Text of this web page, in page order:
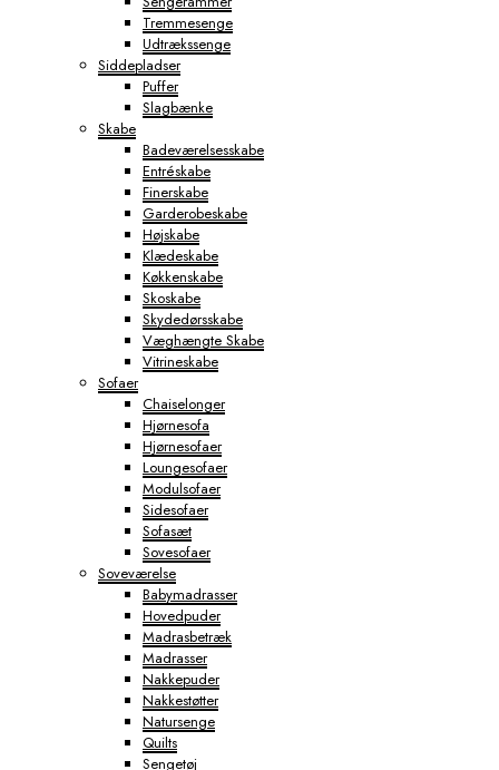
Tremmesenge
Udtrækssenge
Siddepladser
Puffer
Slagbænke
Skabe
Badeværelsesskabe
Entréskabe
Finerskabe
Garderobeskabe
Højskabe
Klædeskabe
Køkkenskabe
Skoskabe
Skydedørsskabe
Væghængte Skabe
Vitrineskabe
Sofaer
Chaiselonger
Hjørnesofa
Hjørnesofaer
Loungesofaer
Modulsofaer
Sidesofaer
Sofasæt
Sovesofaer
Soveværelse
Babymadrasser
Hovedpuder
Madrasbetræk
Madrasser
Nakkepuder
Nakkestøtter
Natursenge
Quilts
Sengetøj